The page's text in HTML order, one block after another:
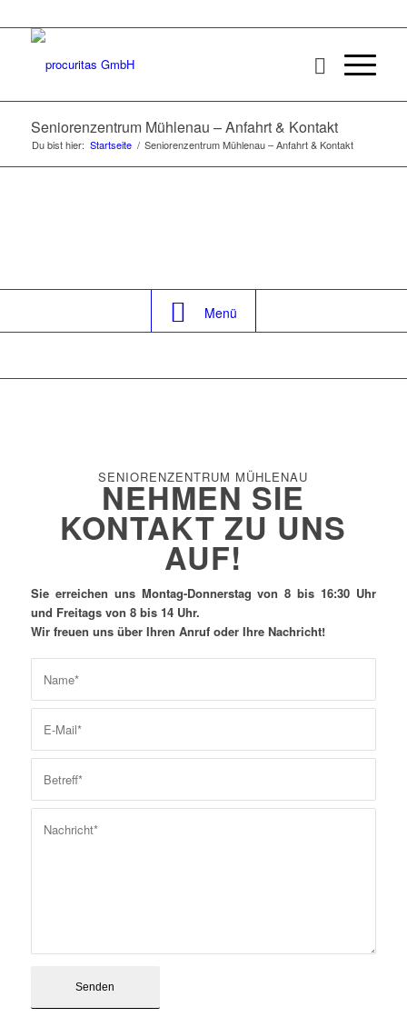
Seniorenzentrum Mühlenau – Anfahrt & Kontakt
Du bist hier: Startseite / Seniorenzentrum Mühlenau – Anfahrt & Kontakt
Menü
SENIORENZENTRUM MÜHLENAU
NEHMEN SIE
KONTAKT ZU UNS
AUF!
Sie erreichen uns Montag-Donnerstag von 8 bis 16:30 Uhr
und Freitags von 8 bis 14 Uhr.
Wir freuen uns über Ihren Anruf oder Ihre Nachricht!